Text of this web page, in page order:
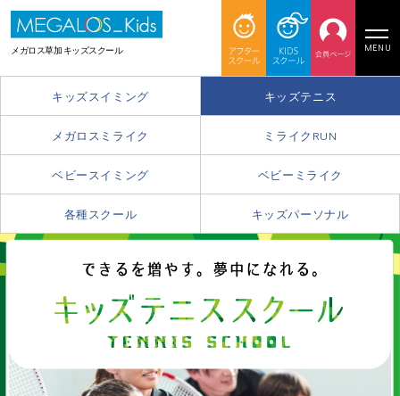
メガロス草加 キッズスクール MENU
キッズスイミング キッズテニス
メガロスミライク ミライクRUN
ベビースイミング ベビーミライク
各種スクール キッズパーソナル